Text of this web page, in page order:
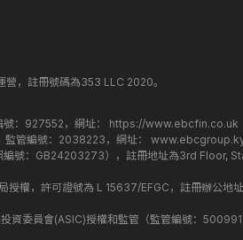
，註冊號碼為353 LLC 2020。
：927552，網址： https://www.ebcfin.co.uk
管編號：2038223，網址：
號：GB24203273），註冊地址為3rd Floor,
授權，許可證號為 L 15637/EFGC，註冊辦
委員會(ASIC)授權和監管（監管編號：